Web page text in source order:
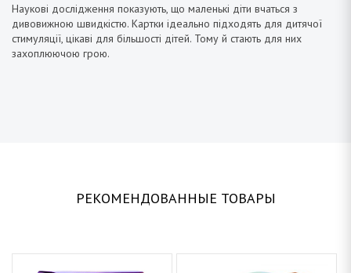
Наукові дослідження показують, що маленькі діти вчаться з
дивовижною швидкістю. Картки ідеально підходять для дитячої
стимуляції, цікаві для більшості дітей. Тому й стають для них
захоплюючою грою.
РЕКОМЕНДОВАННЫЕ ТОВАРЫ